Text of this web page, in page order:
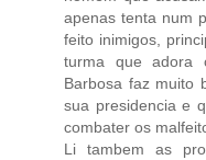
apenas tenta num
feito inimigos,
turma que adora
Barbosa faz muito
sua presidencia e
combater os
Li tambem as